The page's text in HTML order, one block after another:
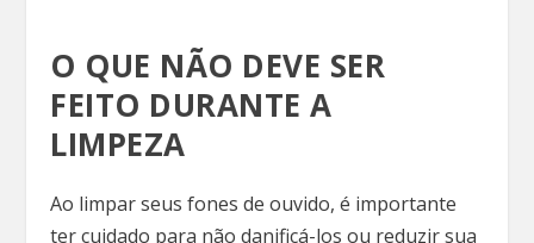
O QUE NÃO DEVE SER
FEITO DURANTE A
LIMPEZA
Ao limpar seus fones de ouvido, é importante
ter cuidado para não danificá-los ou reduzir sua